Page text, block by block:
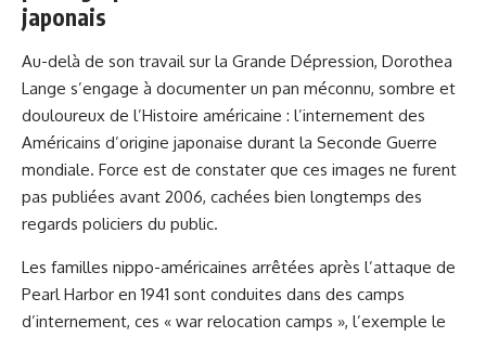
japonais
Au-delà de son travail sur la Grande Dépression, Dorothea
Lange s’engage à documenter un pan méconnu, sombre et
douloureux de l’Histoire américaine : l’internement des
Américains d’origine japonaise durant la Seconde Guerre
mondiale. Force est de constater que ces images ne furent
pas publiées avant 2006, cachées bien longtemps des
regards policiers du public.
Les familles nippo-américaines arrêtées après l’attaque de
Pearl Harbor en 1941 sont conduites dans des camps
d’internement, ces « war relocation camps », l’exemple le